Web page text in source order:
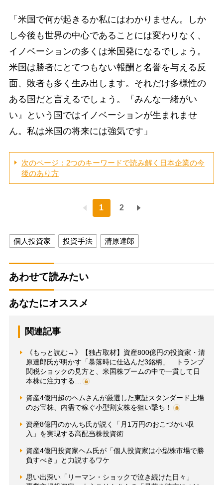
「米国で何が起きるか私にはわかりません。しか
し今後も世界の中心であることには変わりなく、
イノベーションの多くは米国発になるでしょう。
米国は勝者にとてつもない報酬と名誉を与える反
面、敗者も多く生み出します。それだけ多様性の
ある国だと言えるでしょう。『みんな一緒がい
い』という国ではイノベーションが生まれませ
ん。私は米国の将来には強気です」
次のページ：2つのキーワードで読み解く日本企業の今
後のあり方
1 2
個人投資家 投資手法 清原達郎
あわせて読みたい
あなたにオススメ
関連記事
《もっと読む→》【独占取材】資産800億円の投資家・清
原達郎氏が明かす「暴落時に仕込んだ3銘柄」 トランプ
関税ショックの見方と、米国株ブームの中で一貫して日
本株に注力する…
資産4億円超のヘムさんが厳選した東証スタンダード上場
のお宝株、内需で稼ぐ小型割安株を狙い撃ち！
資産8億円のかんち氏が説く「月1万円のおこづかい収
入」を実現する高配当株投資術
資産4億円投資家ヘム氏が「個人投資家は小型株市場で勝
負すべき」と力説するワケ
思い出深い「リーマン・ショックで泣き続けた日々」